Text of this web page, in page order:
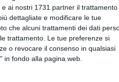
ai nostri 1731 partner il
dettagliate e modificare le tue
che alcuni trattamenti dei dati
trattamento. Le tue preferenze si
o revocare il consenso in qualsiasi
in fondo alla pagina web.
manca